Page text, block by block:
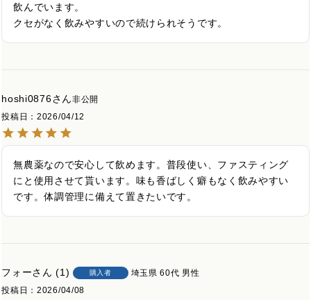
飲んでいます。
クセがなく飲みやすいので続けられそうです。
hoshi0876
非公開
投稿日
2026/04/12
無農薬なので安心して飲めます。普段使い、ファスティング
にと使用させて貰います。味も香ばしく癖もなく飲みやすい
です。体調管理に備えて置きたいです。
フォー 1 購入者 埼玉県 60代 男性
投稿日
2026/04/08